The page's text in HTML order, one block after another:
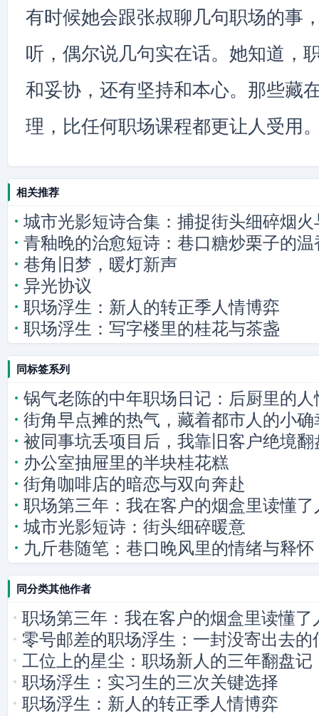
有时候她会跟张叔聊几句职场的事
听，偶尔说几句实在话。她知道，
和妥协，还有坚持和本心。那些藏
理，比任何职场课程都更让人受用
相关推荐
城市光影短诗合集：捕捉街头细碎烟
青釉晚的治愈短诗：巷口糖炒栗子的温
巷角旧梦，暖灯新声
异光协议
职场浮生：新人的转正季人情博弈
职场浮生：写字楼里的桂花与茶盏
同标签系列
锅气老陈的中年职场日记：后厨里的人
街角早点摊的热气，藏着都市人的小确
被同事坑丢项目后，我靠旧客户绝境翻
办公室抽屉里的半块桂花糕
街角咖啡店的暗恋与双向奔赴
职场第三年：我在客户的烟盒里读懂了
城市光影短诗：街头细碎暖意
九斤巷随笔：巷口晚风里的情绪与释怀
同分类其他作者
职场第三年：我在客户的烟盒里读懂了
零号邮差的职场浮生：一封没寄出去的
工位上的星尘：职场新人的三年翻盘记
职场浮生：实习生的三次关键选择
职场浮生：新人的转正季人情博弈